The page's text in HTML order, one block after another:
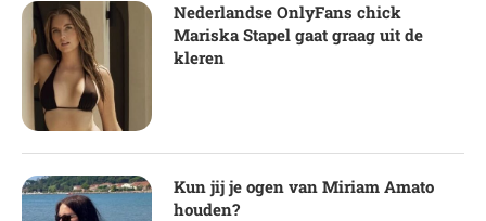
Nederlandse OnlyFans chick
Mariska Stapel gaat graag uit de
kleren
Kun jij je ogen van Miriam Amato
houden?